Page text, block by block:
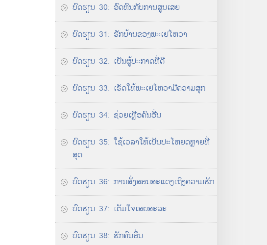
ບົດຮຽນ 30: ອົດທົນ​ກັບ​ການ​ສູນ​ເສຍ
ບົດຮຽນ 31: ຮັກ​ບ້ານ​ຂອງ​ພະເຢໂຫວາ
ບົດ​ຮຽນ 32: ເປັນ​ຜູ້​ປະກາດ​ທີ່​ດີ
ບົດຮຽນ 33: ເຮັດ​ໃຫ້​ພະເຢໂຫວາ​ມີ​ຄວາມສຸກ
ບົດ​ຮຽນ 34: ຊ່ວຍ​ເຫຼືອ​ຄົນ​ອື່ນ
ບົດ​ຮຽນ 35: ໃຊ້​ເວລາ​ໃຫ້​ເປັນ​ປະໂຫຍດ​ຫຼາຍ​ທີ່​
ສຸດ
ບົດ​ຮຽນ 36: ການ​ສັ່ງ​ສອນ​ສະແດງ​ເຖິງ​ຄວາມ​ຮັກ
ບົດ​ຮຽນ 37: ເຕັມໃຈ​ເສຍ​ສະລະ
ບົດ​ຮຽນ 38: ຮັກ​ຄົນ​ອື່ນ